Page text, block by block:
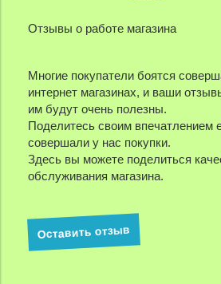
Отзывы о работе магазина
Многие покупатели боятся
интернет магазинах, и ваши
им будут очень полезны.
Поделитесь своим впечатлением
совершали у нас покупки.
Здесь вы можете поделиться
обслуживания магазина.
Оставить отзыв